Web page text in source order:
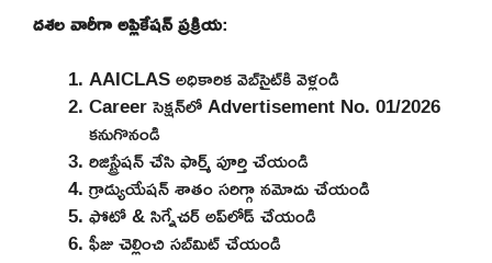
దశల వారీగా అప్లికేషన్ ప్రక్రియ:
AAICLAS అధికారిక వెబ్‌సైట్‌కి వెళ్లండి
Career సెక్షన్‌లో Advertisement No. 01/2026
కనుగొనండి
రిజిస్ట్రేషన్ చేసి ఫార్మ్ పూర్తి చేయండి
గ్రాడ్యుయేషన్ శాతం సరిగ్గా నమోదు చేయండి
ఫోటో & సిగ్నేచర్ అప్‌లోడ్ చేయండి
ఫీజు చెల్లించి సబ్‌మిట్ చేయండి